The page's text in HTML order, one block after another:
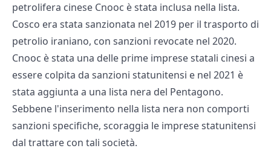
petrolifera cinese Cnooc è stata inclusa nella lista.
Cosco era stata sanzionata nel 2019 per il trasporto di
petrolio iraniano, con sanzioni revocate nel 2020.
Cnooc è stata una delle prime imprese statali cinesi a
essere colpita da sanzioni statunitensi e nel 2021 è
stata aggiunta a una lista nera del Pentagono.
Sebbene l'inserimento nella lista nera non comporti
sanzioni specifiche, scoraggia le imprese statunitensi
dal trattare con tali società.